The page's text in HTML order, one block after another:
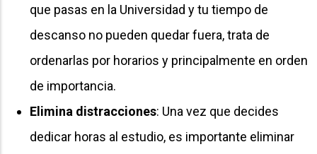
que pasas en la Universidad y tu tiempo de
descanso no pueden quedar fuera, trata de
ordenarlas por horarios y principalmente en orden
de importancia.
Elimina distracciones: Una vez que decides
dedicar horas al estudio, es importante eliminar